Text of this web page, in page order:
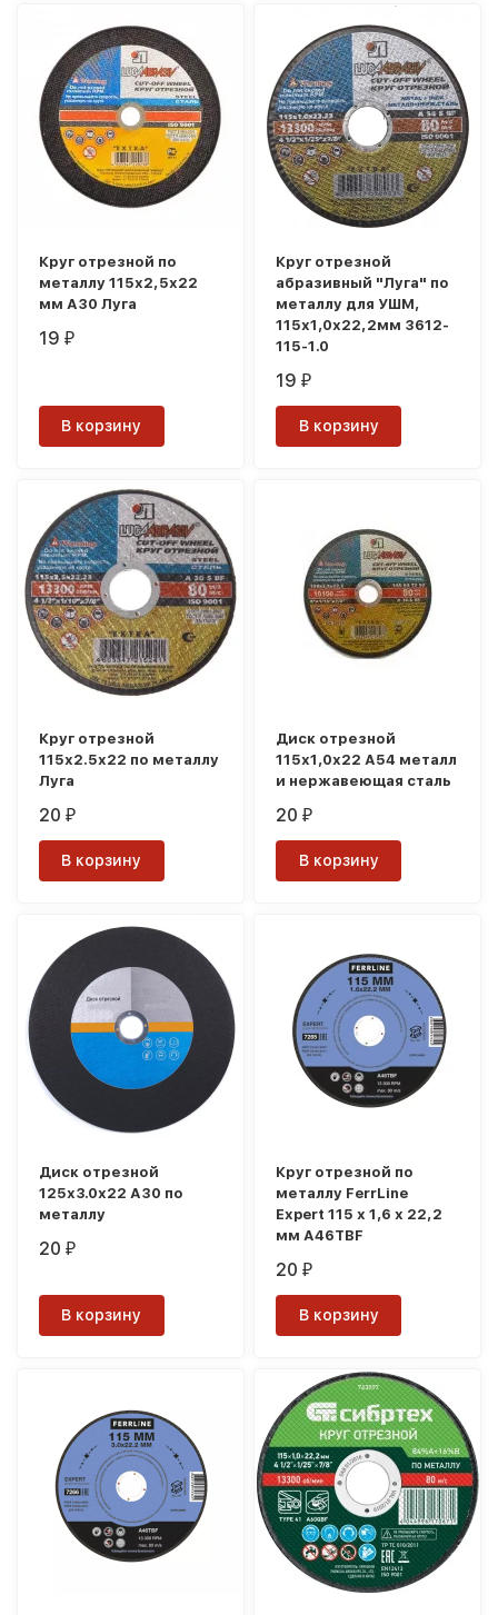
Круг отрезной по
металлу 115х2,5х22
мм А30 Луга
19₽
В корзину
Круг отрезной
абразивный "Луга" по
металлу для УШМ,
115х1,0х22,2мм 3612-
115-1.0
19₽
В корзину
Круг отрезной
115х2.5х22 по металлу
Луга
20₽
В корзину
Диск отрезной
115х1,0х22 А54 металл
и нержавеющая сталь
20₽
В корзину
Диск отрезной
125х3.0х22 А30 по
металлу
20₽
В корзину
Круг отрезной по
металлу FerrLine
Expert 115 х 1,6 х 22,2
мм A46TBF
20₽
В корзину